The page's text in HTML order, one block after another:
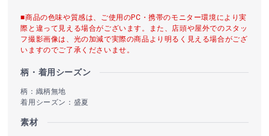
■商品の色味や質感は、ご使用のPC・携帯のモニター環境により実
際と違って見える場合がございます。また、店頭や屋外でのスタッ
フ撮影画像は、光の加減で実際の商品より明るく見える場合がござ
いますのでご了承くださいませ。
柄・着用シーズン
柄：織柄無地
着用シーズン：盛夏
素材